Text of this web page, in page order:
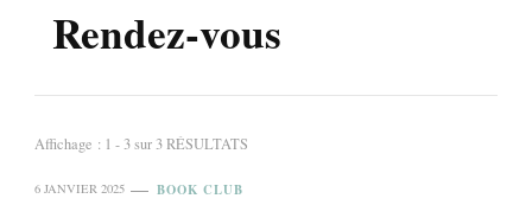
Rendez-vous
Affichage : 1 - 3 sur 3 RÉSULTATS
6 JANVIER 2025 BOOK CLUB